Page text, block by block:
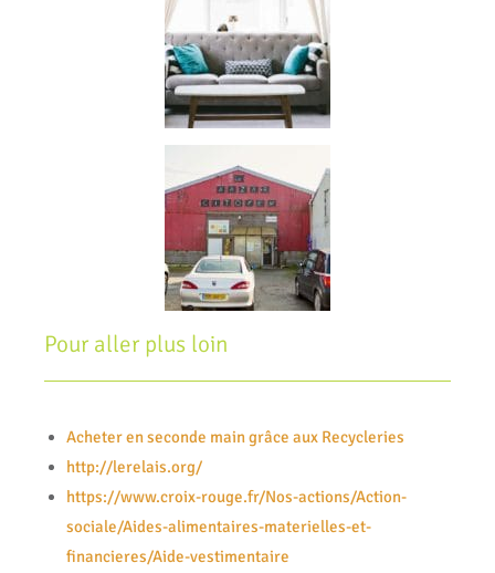
Pour aller plus loin
Acheter en seconde main grâce aux Recycleries
http://lerelais.org/
https://www.croix-rouge.fr/Nos-actions/Action-
sociale/Aides-alimentaires-materielles-et-
financieres/Aide-vestimentaire